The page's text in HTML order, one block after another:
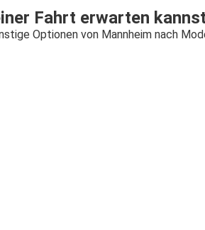
Fahrt erwarten kannst
Optionen von Mannheim nach